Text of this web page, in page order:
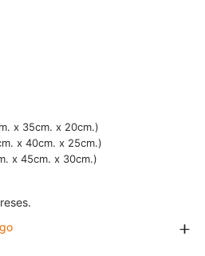
x 35cm. x 20cm.)
x 40cm. x 25cm.)
x 45cm. x 30cm.)